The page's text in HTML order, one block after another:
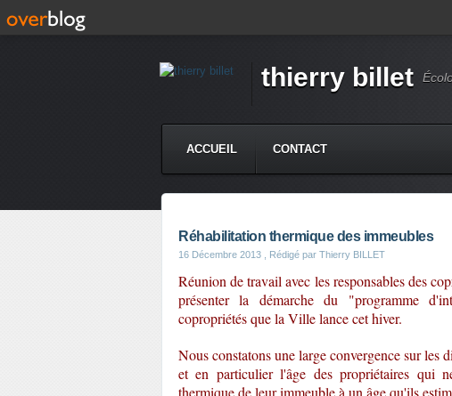
thierry billet
ACCUEIL CONTACT
Réhabilitation thermique des immeubles
16 Décembre 2013 , Rédigé par Thierry BILLET
Réunion de travail avec les responsables des
présenter la démarche du "programme
copropriétés que la Ville lance cet hiver.
Nous constatons une large convergence sur les
et en particulier l'âge des propriétaires qui
thermique de leur immeuble à un âge qu'ils